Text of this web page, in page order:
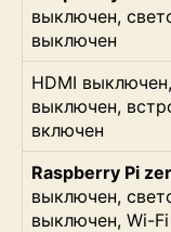
выключен,
выключен
HDMI
выключен,
включен
Raspberry Pi
выключен,
выключен, Wi-